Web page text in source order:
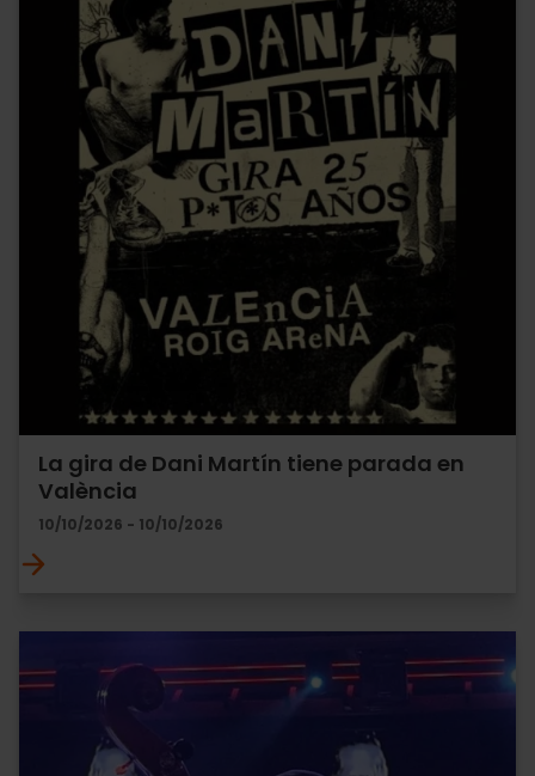
La gira de Dani Martín tiene parada en
València
10/10/2026 - 10/10/2026